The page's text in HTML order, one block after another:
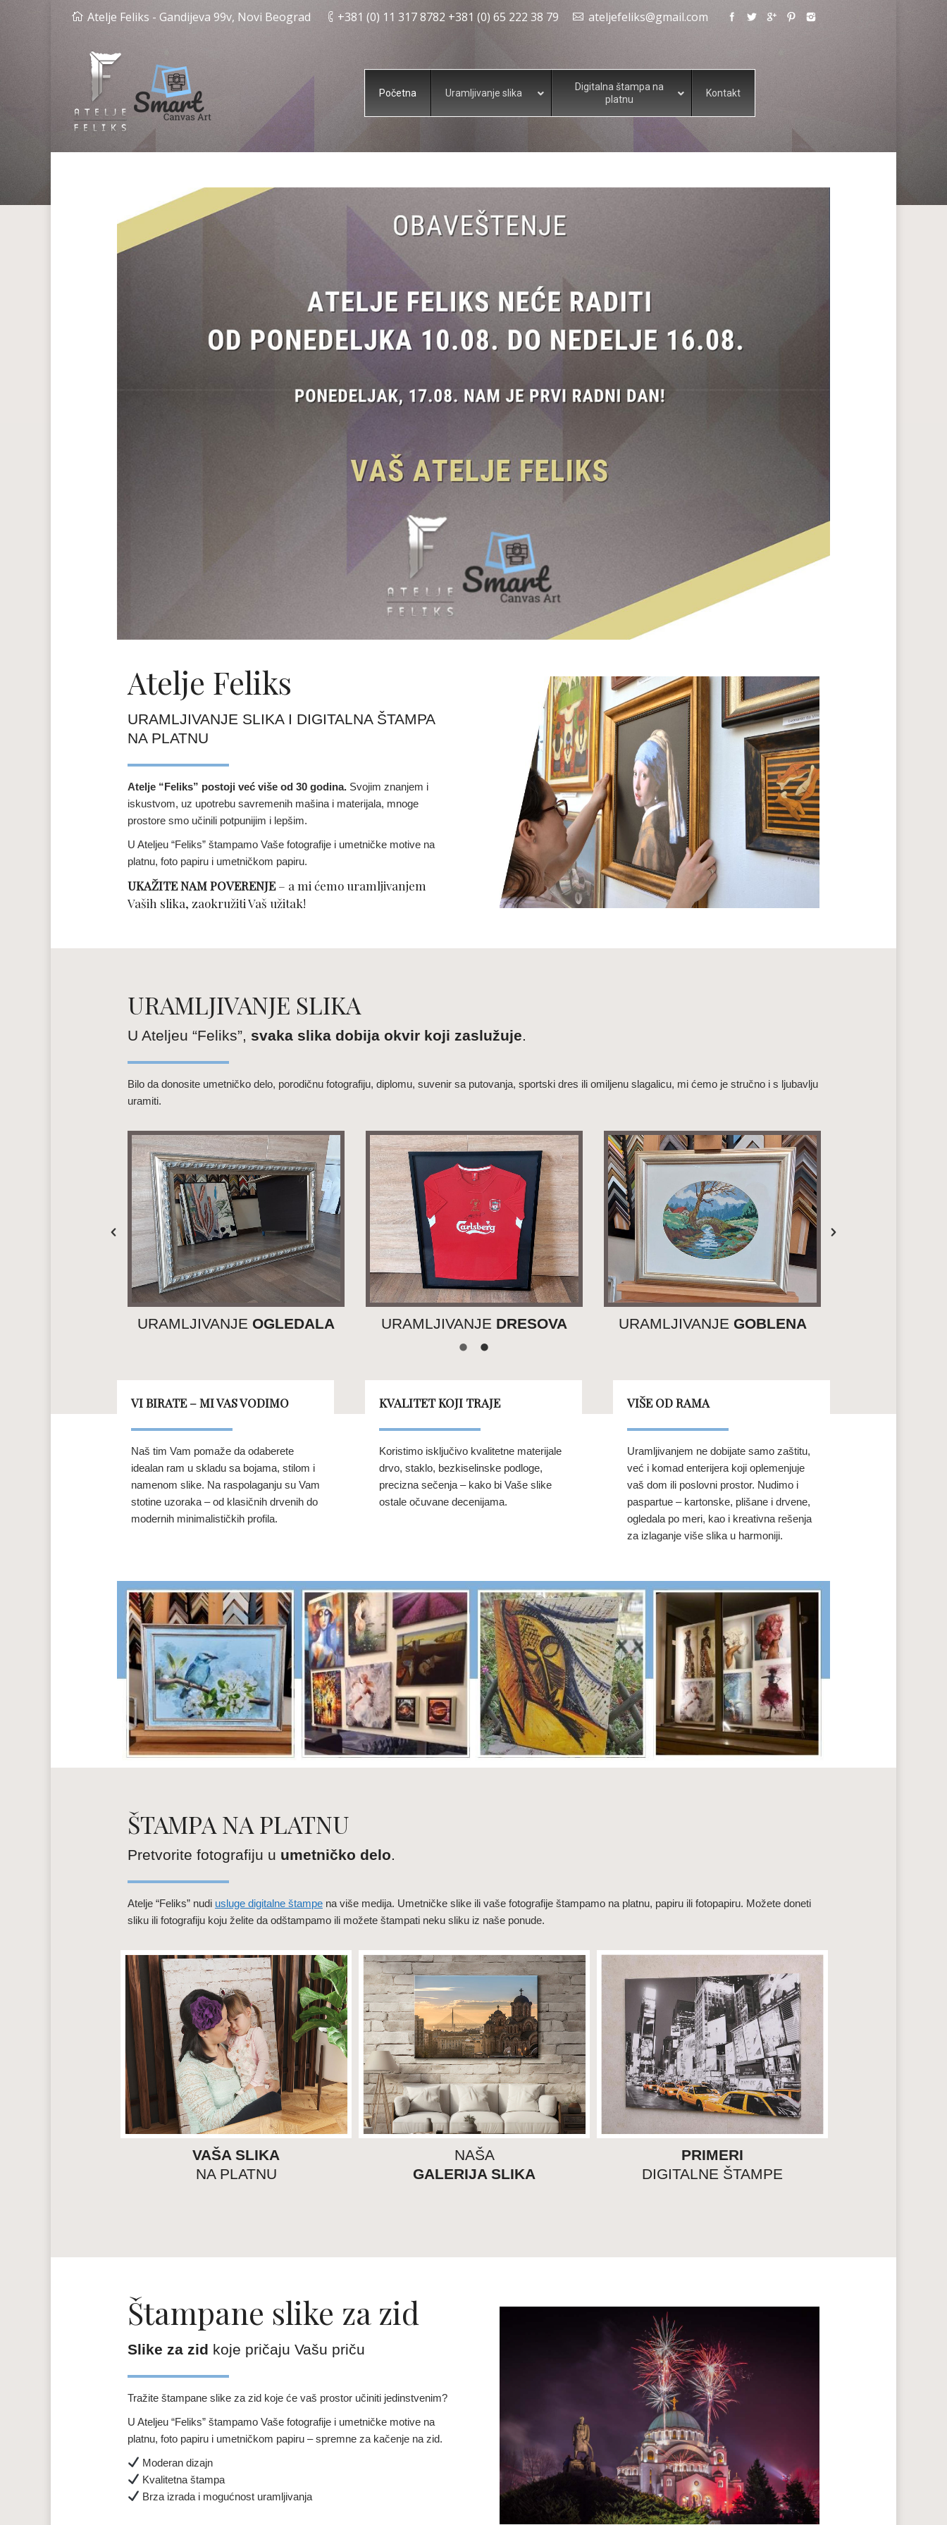
Atelje Feliks - Gandijeva 99v, Novi Beograd +381 (0) 11 317 8782 +381 (0) 65 222 38 79 ateljefeliks@gmail.com
Početna Uramljivanje slika
Digitalna štampa na
platnu
Kontakt
Atelje Feliks
URAMLJIVANJE SLIKA I DIGITALNA ŠTAMPA
NA PLATNU
Atelje “Feliks” postoji već više od 30 godina. Svojim znanjem i
iskustvom, uz upotrebu savremenih mašina i materijala, mnoge
prostore smo učinili potpunijim i lepšim.
U Ateljeu “Feliks” štampamo Vaše fotografije i umetničke motive na
platnu, foto papiru i umetničkom papiru.
UKAŽITE NAM POVERENJE– a mi ćemo uramljivanjem
Vaših slika, zaokružiti Vaš užitak!
URAMLJIVANJE SLIKA
U Ateljeu “Feliks”, svaka slika dobija okvir koji zaslužuje.
Bilo da donosite umetničko delo, porodičnu fotografiju, diplomu, suvenir sa putovanja, sportski dres ili omiljenu slagalicu, mi ćemo je stručno i s ljubavlju
uramiti.
URAMLJIVANJE OGLEDALA URAMLJIVANJE DRESOVA URAMLJIVANJE GOBLENA
VI BIRATE – MI VAS VODIMO
Naš tim Vam pomaže da odaberete
idealan ram u skladu sa bojama, stilom i
namenom slike. Na raspolaganju su Vam
stotine uzoraka – od klasičnih drvenih do
modernih minimalističkih profila.
KVALITET KOJI TRAJE
Koristimo isključivo kvalitetne materijale
drvo, staklo, bezkiselinske podloge,
precizna sečenja – kako bi Vaše slike
ostale očuvane decenijama.
VIŠE OD RAMA
Uramljivanjem ne dobijate samo zaštitu,
već i komad enterijera koji oplemenjuje
vaš dom ili poslovni prostor. Nudimo i
paspartue – kartonske, plišane i drvene,
ogledala po meri, kao i kreativna rešenja
za izlaganje više slika u harmoniji.
ŠTAMPA NA PLATNU
Pretvorite fotografiju u umetničko delo.
Atelje “Feliks” nudi usluge digitalne štampe na više medija. Umetničke slike ili vaše fotografije štampamo na platnu, papiru ili fotopapiru. Možete doneti
sliku ili fotografiju koju želite da odštampamo ili možete štampati neku sliku iz naše ponude.
VAŠA SLIKA
NA PLATNU
NAŠA
GALERIJA SLIKA
PRIMERI
DIGITALNE ŠTAMPE
Štampane slike za zid
Slike za zid koje pričaju Vašu priču
Tražite štampane slike za zid koje će vaš prostor učiniti jedinstvenim?
U Ateljeu “Feliks” štampamo Vaše fotografije i umetničke motive na
platnu, foto papiru i umetničkom papiru – spremne za kačenje na zid.
Moderan dizajn
Kvalitetna štampa
Brza izrada i mogućnost uramljivanja